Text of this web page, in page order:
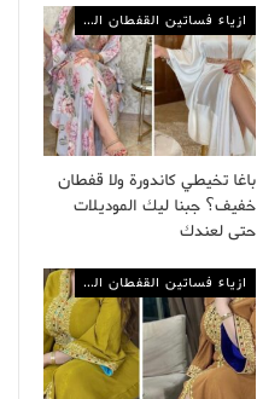
ازياء فساتين القفطان المغربي
باغا تخيطي كاندورة ولا قفطان
خفيف؟ جبنا ليك الموديلات
حتى لعندك
ازياء فساتين القفطان المغربي